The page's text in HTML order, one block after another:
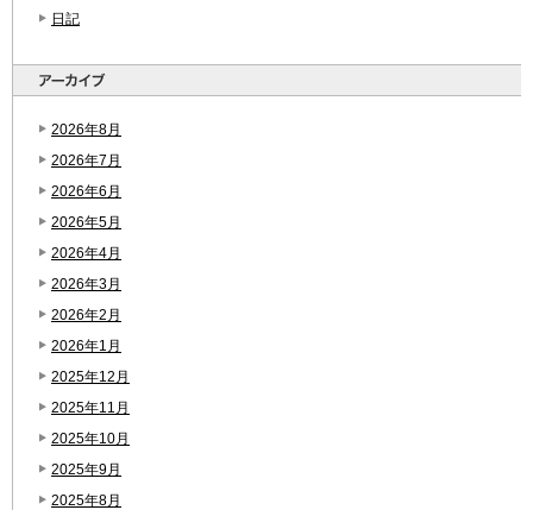
日記
2026年8月
2026年7月
2026年6月
2026年5月
2026年4月
2026年3月
2026年2月
2026年1月
2025年12月
2025年11月
2025年10月
2025年9月
2025年8月